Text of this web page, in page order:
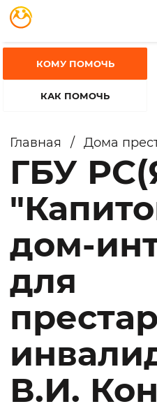
КОМУ ПОМОЧЬ
КАК ПОМОЧЬ
Главная / Дома
ГБУ
дом-
для
В.И.